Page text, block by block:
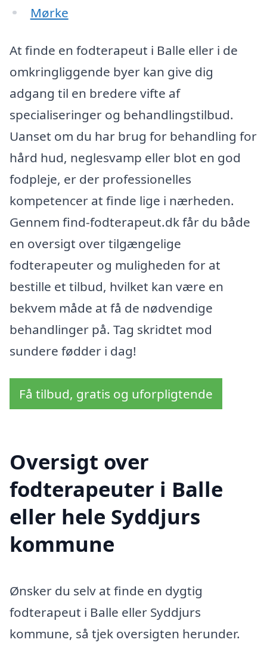
Mørke
At finde en fodterapeut i Balle eller i de
omkringliggende byer kan give dig
adgang til en bredere vifte af
specialiseringer og behandlingstilbud.
Uanset om du har brug for behandling for
hård hud, neglesvamp eller blot en god
fodpleje, er der professionelles
kompetencer at finde lige i nærheden.
Gennem find-fodterapeut.dk får du både
en oversigt over tilgængelige
fodterapeuter og muligheden for at
bestille et tilbud, hvilket kan være en
bekvem måde at få de nødvendige
behandlinger på. Tag skridtet mod
sundere fødder i dag!
Få tilbud, gratis og uforpligtende
Oversigt over
fodterapeuter i Balle
eller hele Syddjurs
kommune
Ønsker du selv at finde en dygtig
fodterapeut i Balle eller Syddjurs
kommune, så tjek oversigten herunder.